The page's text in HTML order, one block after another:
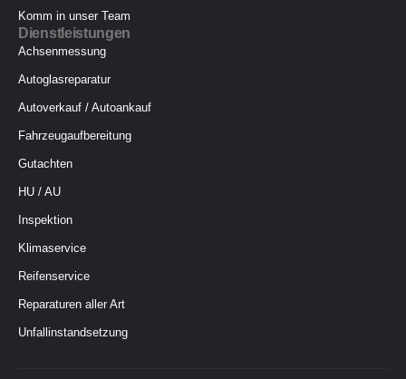
Komm in unser Team
Dienstleistungen
Achsenmessung
Autoglasreparatur
Autoverkauf / Autoankauf
Fahrzeugaufbereitung
Gutachten
HU / AU
Inspektion
Klimaservice
Reifenservice
Reparaturen aller Art
Unfallinstandsetzung